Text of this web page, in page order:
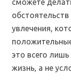
сможете
увлечения,
это всего
жизнь, а не